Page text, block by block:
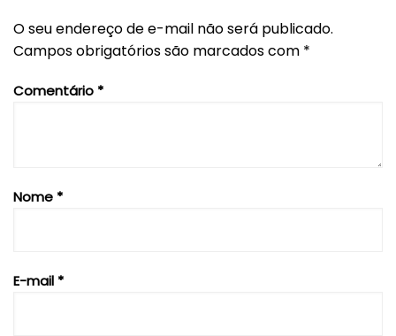
O seu endereço de e-mail não será publicado.
Campos obrigatórios são marcados com *
Comentário *
Nome *
E-mail *